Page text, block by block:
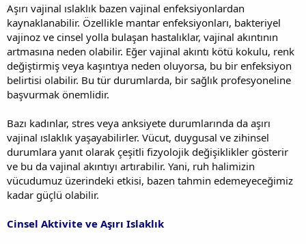
Aşırı vajinal ıslaklık bazen vajinal enfeksiyonlardan
kaynaklanabilir. Özellikle mantar enfeksiyonları, bakteriyel
vajinoz ve cinsel yolla bulaşan hastalıklar, vajinal akıntının
artmasına neden olabilir. Eğer vajinal akıntı kötü kokulu, renk
değiştirmiş veya kaşıntıya neden oluyorsa, bu bir enfeksiyon
belirtisi olabilir. Bu tür durumlarda, bir sağlık profesyoneline
başvurmak önemlidir.
Bazı kadınlar, stres veya anksiyete durumlarında da aşırı
vajinal ıslaklık yaşayabilirler. Vücut, duygusal ve zihinsel
durumlara yanıt olarak çeşitli fizyolojik değişiklikler gösterir
ve bu da vajinal akıntıyı artırabilir. Yani, ruh halimizin
vücudumuz üzerindeki etkisi, bazen tahmin edemeyeceğimiz
kadar güçlü olabilir.
Cinsel Aktivite ve Aşırı Islaklık